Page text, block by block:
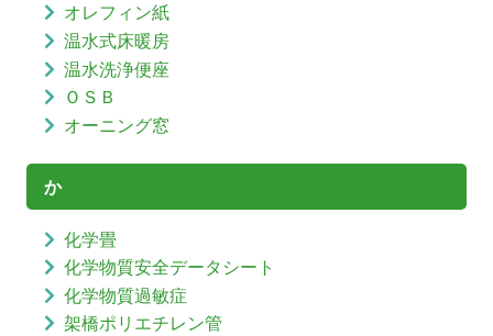
オレフィン紙
温水式床暖房
温水洗浄便座
ＯＳＢ
オーニング窓
か
化学畳
化学物質安全データシート
化学物質過敏症
架橋ポリエチレン管